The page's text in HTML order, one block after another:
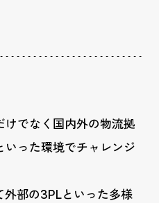
けでなく国内外の物流拠
いった環境でチャレンジ
外部の3PLといった多様